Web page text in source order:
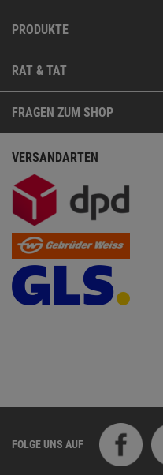
PRODUKTE
RAT & TAT
FRAGEN ZUM SHOP
VERSANDARTEN
FOLGE UNS AUF